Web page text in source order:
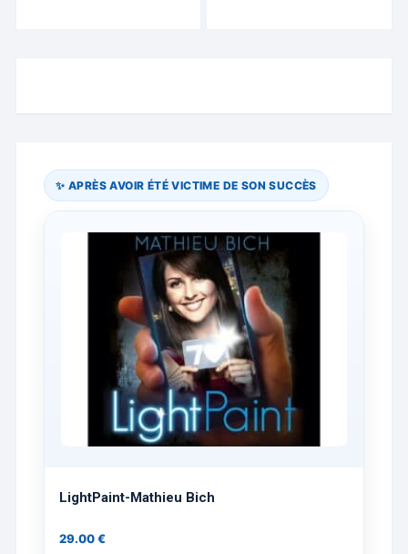
✨ APRÈS AVOIR ÉTÉ VICTIME DE SON SUCCÈS
LightPaint-Mathieu Bich
29.00€